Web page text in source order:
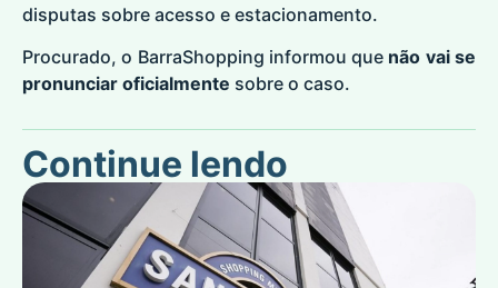
disputas sobre acesso e estacionamento.
Procurado, o BarraShopping informou que não vai se
pronunciar oficialmente sobre o caso.
Continue lendo